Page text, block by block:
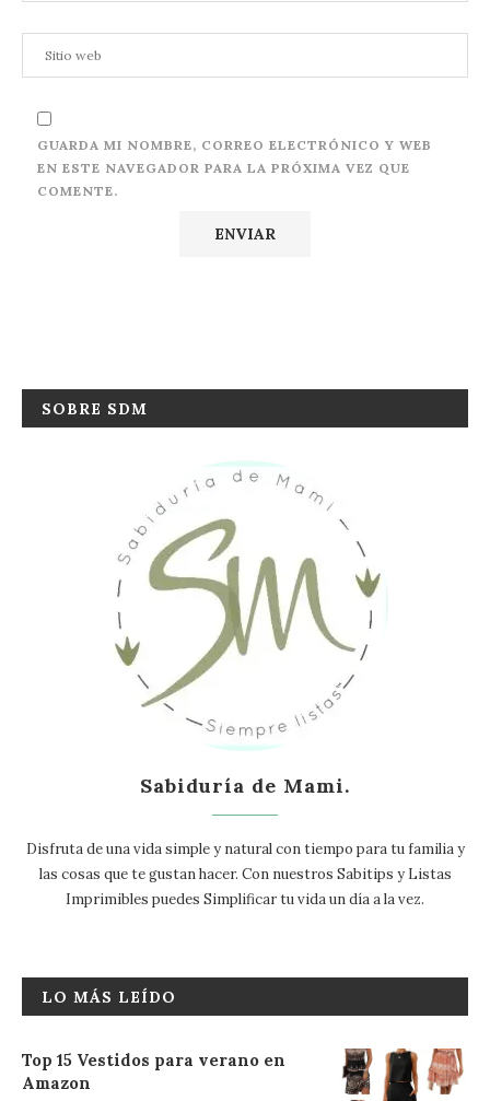
GUARDA MI NOMBRE, CORREO ELECTRÓNICO Y WEB
EN ESTE NAVEGADOR PARA LA PRÓXIMA VEZ QUE
COMENTE.
SOBRE SDM
Sabiduría de Mami.
Disfruta de una vida simple y natural con tiempo para tu familia y
las cosas que te gustan hacer. Con nuestros Sabitips y Listas
Imprimibles puedes Simplificar tu vida un día a la vez.
LO MÁS LEÍDO
Top 15 Vestidos para verano en
Amazon